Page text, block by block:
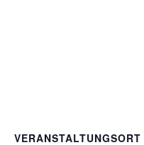
VERANSTALTUNGSORT